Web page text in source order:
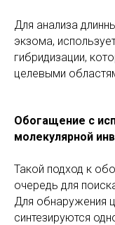
Для анализа
экзома,
гибридизации,
целевыми
Обогащение с
молекулярной
Такой подход к
очередь для
Для обнаружения
синтезируются